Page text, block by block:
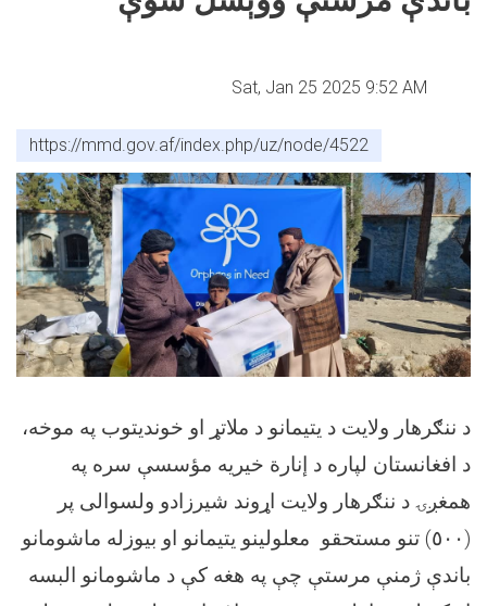
Sat, Jan 25 2025 9:52 AM
https://mmd.gov.af/index.php/uz/node/4522
د ننګرهار ولایت د یتیمانو د ملاتړ او خوندیتوب په موخه،
د افغانستان لپاره د إنارة خیریه مؤسسې سره په
همغږۍ د ننګرهار ولایت اړوند شیرزادو ولسوالی پر
(٥٠٠) تنو مستحقو معلولینو یتیمانو او بیوزله ماشومانو
باندې ژمنې مرستې چې په هغه کې د ماشومانو البسه